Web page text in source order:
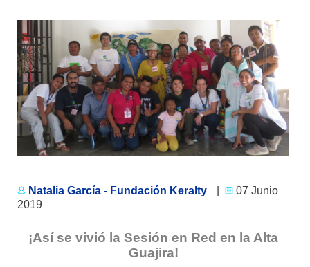
Natalia García - Fundación Keralty
07 Junio
2019
¡Así se vivió la Sesión en Red en la Alta
Guajira!